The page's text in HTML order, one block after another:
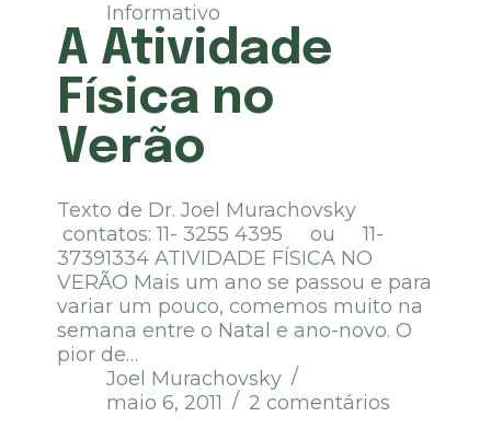
Informativo
A Atividade
Física no
Verão
Texto de Dr. Joel Murachovsky
contatos: 11- 3255 4395 ou 11-
37391334 ATIVIDADE FÍSICA NO
VERÃO Mais um ano se passou e para
variar um pouco, comemos muito na
semana entre o Natal e ano-novo. O
pior de…
Joel Murachovsky
maio 6, 2011
2 comentários